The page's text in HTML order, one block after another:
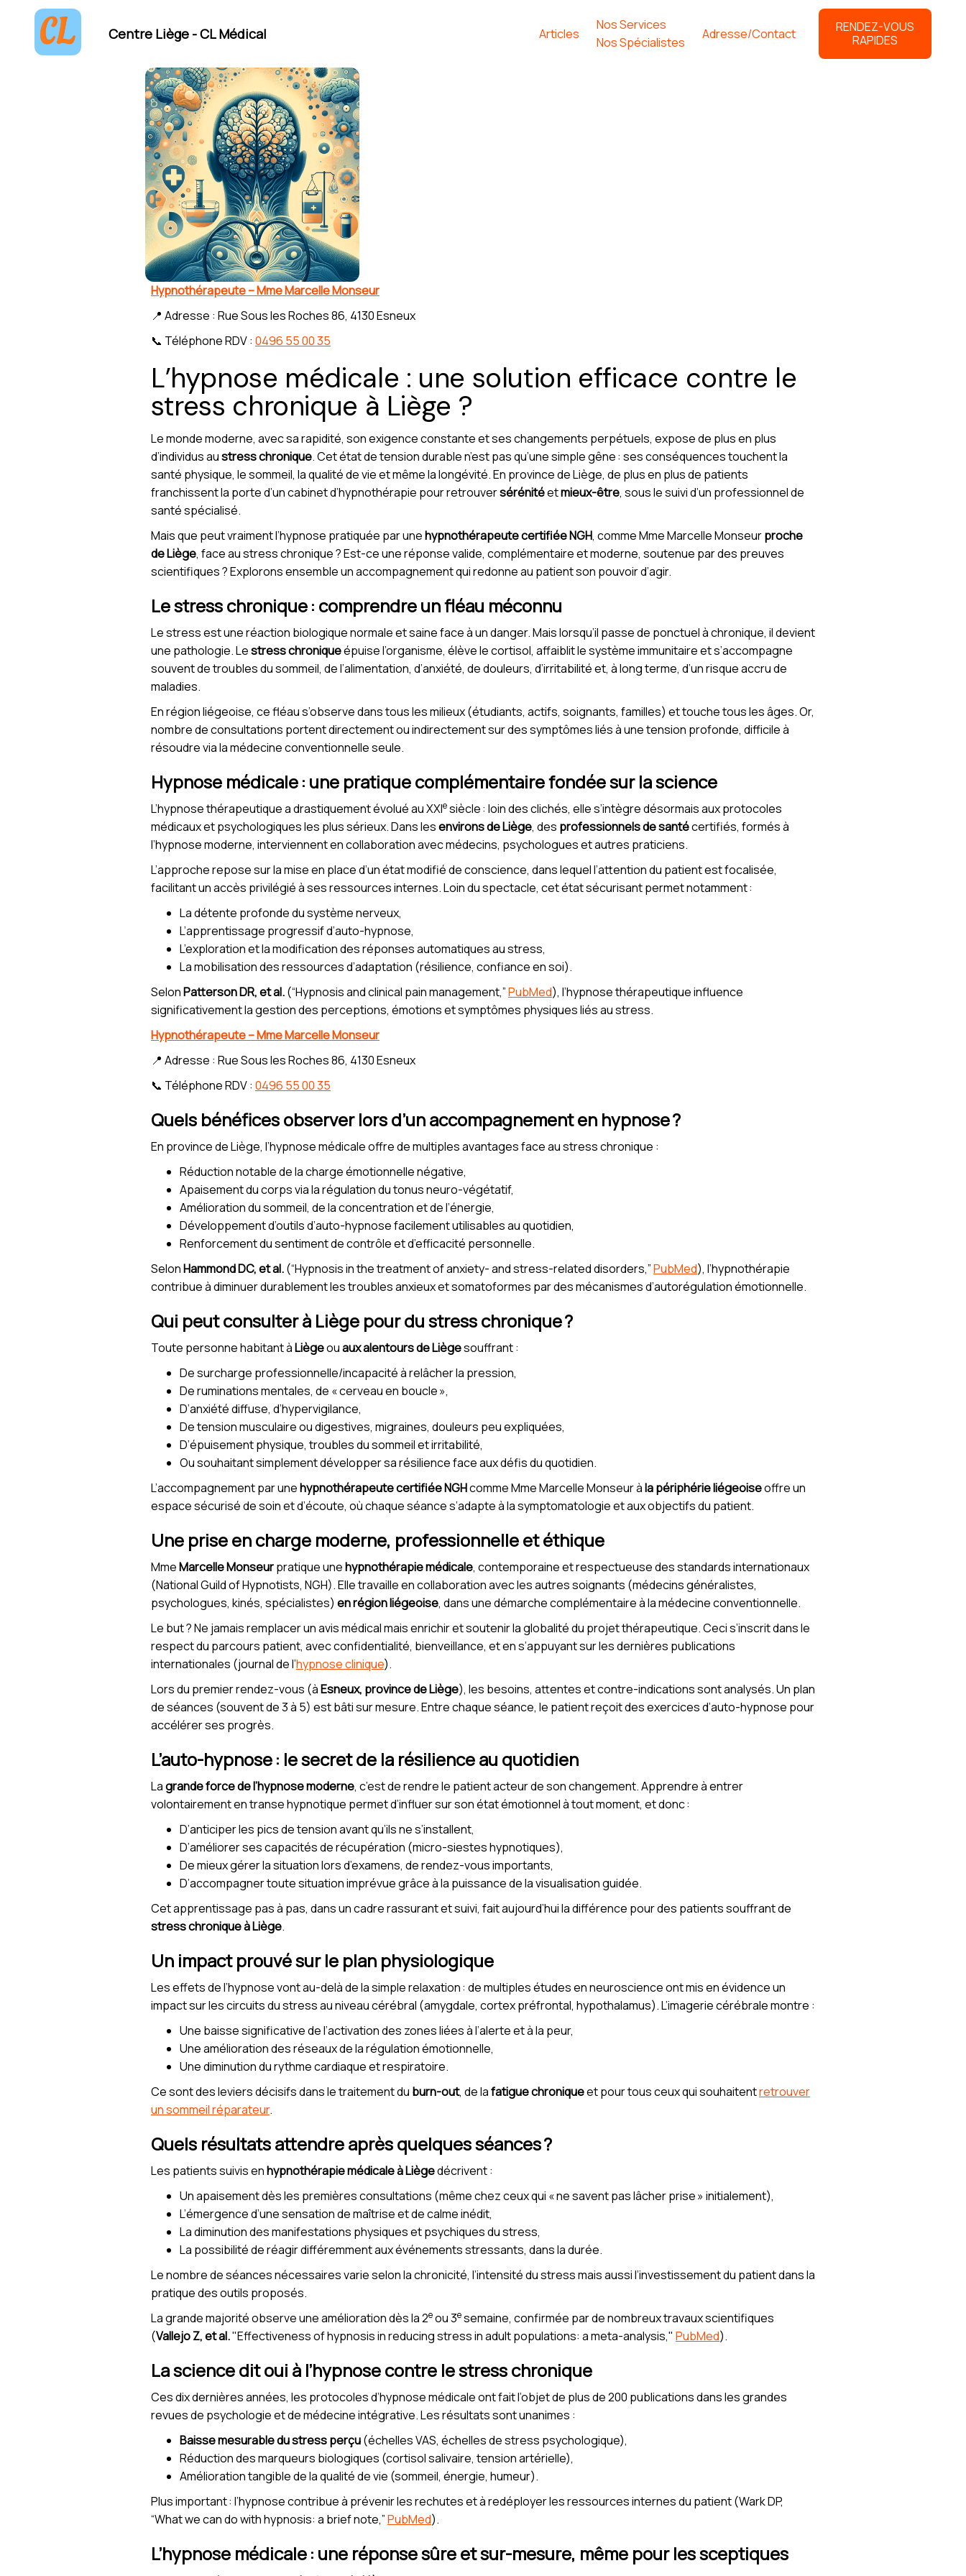
Centre Liège - CL Médical Articles
Nos Services
Nos Spécialistes
Adresse/Contact
RENDEZ-VOUS
RAPIDES
Hypnothérapeute – Mme Marcelle Monseur
📍 Adresse : Rue Sous les Roches 86, 4130 Esneux
📞 Téléphone RDV : 0496 55 00 35
L’hypnose médicale : une solution efficace contre le
stress chronique à Liège ?
Le monde moderne, avec sa rapidité, son exigence constante et ses changements perpétuels, expose de plus en plus
d’individus austress chronique. Cet état de tension durable n’est pas qu’une simple gêne : ses conséquences touchent la
santé physique, le sommeil, la qualité de vie et même la longévité. En province de Liège, de plus en plus de patients
franchissent la porte d’un cabinet d’hypnothérapie pour retrouversérénitéetmieux-être, sous le suivi d’un professionnel de
santé spécialisé.
Mais que peut vraiment l’hypnose pratiquée par unehypnothérapeute certifiée NGH, comme Mme Marcelle Monseurproche
de Liège, face au stress chronique ? Est-ce une réponse valide, complémentaire et moderne, soutenue par des preuves
scientifiques ? Explorons ensemble un accompagnement qui redonne au patient son pouvoir d’agir.
Le stress chronique : comprendre un fléau méconnu
Le stress est une réaction biologique normale et saine face à un danger. Mais lorsqu’il passe de ponctuel à chronique, il devient
une pathologie. Lestress chroniqueépuise l’organisme, élève le cortisol, affaiblit le système immunitaire et s’accompagne
souvent de troubles du sommeil, de l’alimentation, d’anxiété, de douleurs, d’irritabilité et, à long terme, d’un risque accru de
maladies.
En région liégeoise, ce fléau s’observe dans tous les milieux (étudiants, actifs, soignants, familles) et touche tous les âges. Or,
nombre de consultations portent directement ou indirectement sur des symptômes liés à une tension profonde, difficile à
résoudre via la médecine conventionnelle seule.
Hypnose médicale : une pratique complémentaire fondée sur la science
L’hypnose thérapeutique a drastiquement évolué au XXIesiècle : loin des clichés, elle s’intègre désormais aux protocoles
médicaux et psychologiques les plus sérieux. Dans lesenvirons de Liège, des professionnels de santécertifiés, formés à
l’hypnose moderne, interviennent en collaboration avec médecins, psychologues et autres praticiens.
L’approche repose sur la mise en place d’un état modifié de conscience, dans lequel l’attention du patient est focalisée,
facilitant un accès privilégié à ses ressources internes. Loin du spectacle, cet état sécurisant permet notamment :
La détente profonde du système nerveux,
L’apprentissage progressif d’auto-hypnose,
L’exploration et la modification des réponses automatiques au stress,
La mobilisation des ressources d’adaptation (résilience, confiance en soi).
SelonPatterson DR, et al.(“Hypnosis and clinical pain management,”PubMed), l’hypnose thérapeutique influence
significativement la gestion des perceptions, émotions et symptômes physiques liés au stress.
Hypnothérapeute – Mme Marcelle Monseur
📍 Adresse : Rue Sous les Roches 86, 4130 Esneux
📞 Téléphone RDV : 0496 55 00 35
Quels bénéfices observer lors d’un accompagnement en hypnose ?
En province de Liège, l’hypnose médicale offre de multiples avantages face au stress chronique :
Réduction notable de la charge émotionnelle négative,
Apaisement du corps via la régulation du tonus neuro-végétatif,
Amélioration du sommeil, de la concentration et de l’énergie,
Développement d’outils d’auto-hypnose facilement utilisables au quotidien,
Renforcement du sentiment de contrôle et d’efficacité personnelle.
SelonHammond DC, et al.(“Hypnosis in the treatment of anxiety- and stress-related disorders,”PubMed), l’hypnothérapie
contribue à diminuer durablement les troubles anxieux et somatoformes par des mécanismes d’autorégulation émotionnelle.
Qui peut consulter à Liège pour du stress chronique ?
Toute personne habitant àLiègeouaux alentours de Liègesouffrant :
De surcharge professionnelle/incapacité à relâcher la pression,
De ruminations mentales, de « cerveau en boucle »,
D’anxiété diffuse, d’hypervigilance,
De tension musculaire ou digestives, migraines, douleurs peu expliquées,
D’épuisement physique, troubles du sommeil et irritabilité,
Ou souhaitant simplement développer sa résilience face aux défis du quotidien.
L’accompagnement par unehypnothérapeute certifiée NGHcomme Mme Marcelle Monseur àla périphérie liégeoiseoffre un
espace sécurisé de soin et d’écoute, où chaque séance s’adapte à la symptomatologie et aux objectifs du patient.
Une prise en charge moderne, professionnelle et éthique
MmeMarcelle Monseurpratique unehypnothérapie médicale, contemporaine et respectueuse des standards internationaux
(National Guild of Hypnotists, NGH). Elle travaille en collaboration avec les autres soignants (médecins généralistes,
psychologues, kinés, spécialistes) en région liégeoise, dans une démarche complémentaire à la médecine conventionnelle.
Le but ? Ne jamais remplacer un avis médical mais enrichir et soutenir la globalité du projet thérapeutique. Ceci s’inscrit dans le
respect du parcours patient, avec confidentialité, bienveillance, et en s’appuyant sur les dernières publications
internationales (journal de l’hypnose clinique).
Lors du premier rendez-vous (àEsneux, province de Liège), les besoins, attentes et contre-indications sont analysés. Un plan
de séances (souvent de 3 à 5) est bâti sur mesure. Entre chaque séance, le patient reçoit des exercices d’auto-hypnose pour
accélérer ses progrès.
L’auto-hypnose : le secret de la résilience au quotidien
Lagrande force de l’hypnose moderne, c’est de rendre le patient acteur de son changement. Apprendre à entrer
volontairement en transe hypnotique permet d’influer sur son état émotionnel à tout moment, et donc :
D’anticiper les pics de tension avant qu’ils ne s’installent,
D’améliorer ses capacités de récupération (micro-siestes hypnotiques),
De mieux gérer la situation lors d’examens, de rendez-vous importants,
D’accompagner toute situation imprévue grâce à la puissance de la visualisation guidée.
Cet apprentissage pas à pas, dans un cadre rassurant et suivi, fait aujourd’hui la différence pour des patients souffrant de
stress chronique à Liège.
Un impact prouvé sur le plan physiologique
Les effets de l’hypnose vont au-delà de la simple relaxation : de multiples études en neuroscience ont mis en évidence un
impact sur les circuits du stress au niveau cérébral (amygdale, cortex préfrontal, hypothalamus). L’imagerie cérébrale montre :
Une baisse significative de l’activation des zones liées à l’alerte et à la peur,
Une amélioration des réseaux de la régulation émotionnelle,
Une diminution du rythme cardiaque et respiratoire.
Ce sont des leviers décisifs dans le traitement du burn-out, de lafatigue chroniqueet pour tous ceux qui souhaitentretrouver
un sommeil réparateur.
Quels résultats attendre après quelques séances ?
Les patients suivis enhypnothérapie médicale à Liègedécrivent :
Un apaisement dès les premières consultations (même chez ceux qui « ne savent pas lâcher prise » initialement),
L’émergence d’une sensation de maîtrise et de calme inédit,
La diminution des manifestations physiques et psychiques du stress,
La possibilité de réagir différemment aux événements stressants, dans la durée.
Le nombre de séances nécessaires varie selon la chronicité, l’intensité du stress mais aussi l’investissement du patient dans la
pratique des outils proposés.
La grande majorité observe une amélioration dès la 2eou 3esemaine, confirmée par de nombreux travaux scientifiques
(Vallejo Z, et al."Effectiveness of hypnosis in reducing stress in adult populations: a meta-analysis," PubMed).
La science dit oui à l’hypnose contre le stress chronique
Ces dix dernières années, les protocoles d’hypnose médicale ont fait l’objet de plus de 200 publications dans les grandes
revues de psychologie et de médecine intégrative. Les résultats sont unanimes :
Baisse mesurable du stress perçu(échelles VAS, échelles de stress psychologique),
Réduction des marqueurs biologiques (cortisol salivaire, tension artérielle),
Amélioration tangible de la qualité de vie (sommeil, énergie, humeur).
Plus important : l’hypnose contribue à prévenir les rechutes et à redéployer les ressources internes du patient (Wark DP,
“What we can do with hypnosis: a brief note,”PubMed).
L’hypnose médicale : une réponse sûre et sur-mesure, même pour les sceptiques